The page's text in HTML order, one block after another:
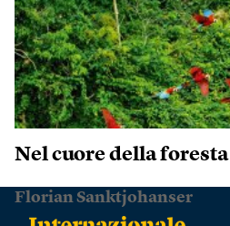
Nel cuore della foresta
Florian Sanktjohanser